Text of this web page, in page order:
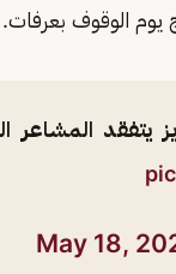
الوقوف بعرفات.
يتفقد
May 18,